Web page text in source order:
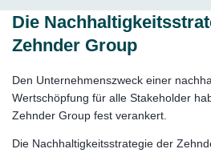
Die
Zehnder Group
Den Unternehmenszweck einer
Wertschöpfung für alle Stakeholder
Zehnder Group fest verankert.
Die Nachhaltigkeitsstrategie der